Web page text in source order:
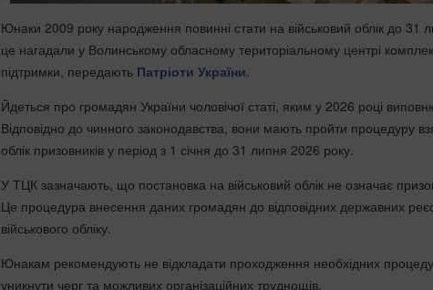
Юнаки 2009 року народження повинні стати на військовий облік до 31
це нагадали у Волинському обласному територіальному центрі
підтримки, передають Патріоти України.
Йдеться про громадян України чоловічої статі, яким у 2026 році
Відповідно до чинного законодавства, вони мають пройти процедуру
облік призовників у період з 1 січня до 31 липня 2026 року.
У ТЦК зазначають, що постановка на військовий облік не означає
Це процедура внесення даних громадян до відповідних державних
військового обліку.
Юнакам рекомендують не відкладати проходження необхідних
уникнути черг та можливих організаційних труднощів.